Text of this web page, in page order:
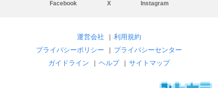
Facebook X Instagram
運営会社 | 利用規約
プライバシーポリシー
| プライバシーセンター
ガイドライン
| ヘルプ | サイトマップ